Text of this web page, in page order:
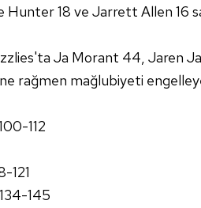
18 ve Jarrett Allen 16
Ja Morant 44, Jaren
rağmen mağlubiyeti
112
121
145